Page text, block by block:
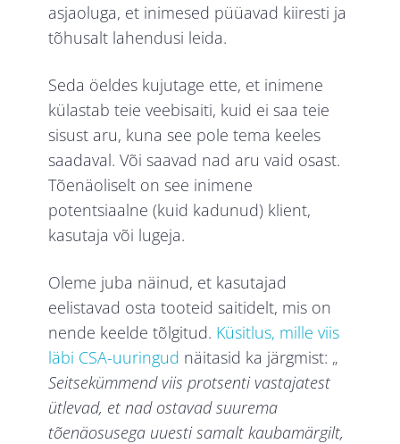
asjaoluga, et inimesed püüavad kiiresti ja
tõhusalt lahendusi leida.
Seda öeldes kujutage ette, et inimene
külastab teie veebisaiti, kuid ei saa teie
sisust aru, kuna see pole tema keeles
saadaval. Või saavad nad aru vaid osast.
Tõenäoliselt on see inimene
potentsiaalne (kuid kadunud) klient,
kasutaja või lugeja.
Oleme juba näinud, et kasutajad
eelistavad osta tooteid saitidelt, mis on
nende keelde tõlgitud. Küsitlus, mille viis
läbi CSA-uuringud näitasid ka järgmist: „
Seitsekümmend viis protsenti vastajatest
ütlevad, et nad ostavad suurema
tõenäosusega uuesti samalt kaubamärgilt,